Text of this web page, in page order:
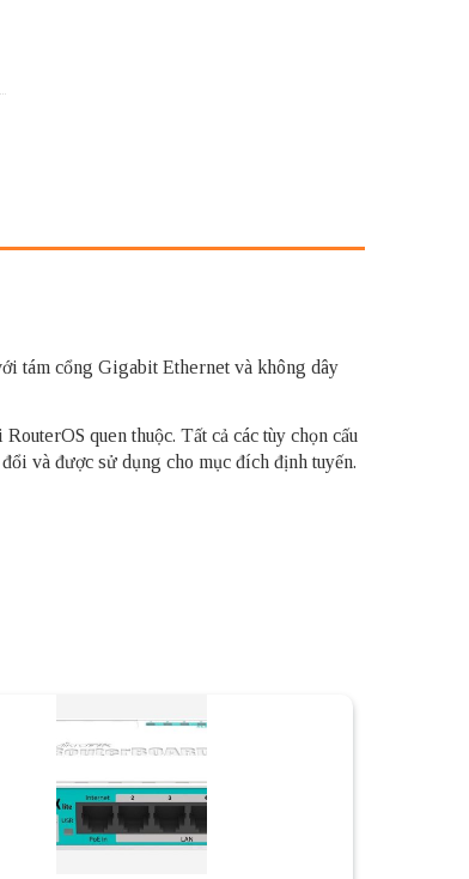
tám cổng Gigabit Ethernet và không dây
quen thuộc. Tất cả các tùy chọn cấu
và được sử dụng cho mục đích định tuyến.